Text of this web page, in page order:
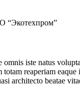
“Экотехпром”
omnis iste natus
reaperiam eaque
architecto beatae